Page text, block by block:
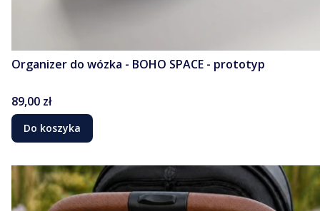
Organizer do wózka - BOHO SPACE - prototyp
Cena
89,00 zł
Do koszyka